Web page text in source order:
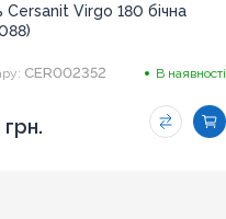
Cersanit Virgo 180 бічна
CER002352 В наявності
грн.